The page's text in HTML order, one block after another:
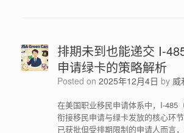
排期未到也能递交 I-
申请绿卡的策略解析
Posted on 2025年12月4日 by 威
在美国职业移民申请体系中，I-485
衔接移民申请与绿卡发放的核心环
已获批但受排期限制的申请人而言